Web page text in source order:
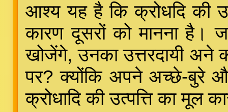
आश्य यह है कि क्रोधदि की
कारण दूसरों को मानना
खोजेंगे, उनका उत्तरदायी अने
पर? क्योंकि अपने अच्छे-बुरे
क्रोधादि की उत्पत्ति का मूल